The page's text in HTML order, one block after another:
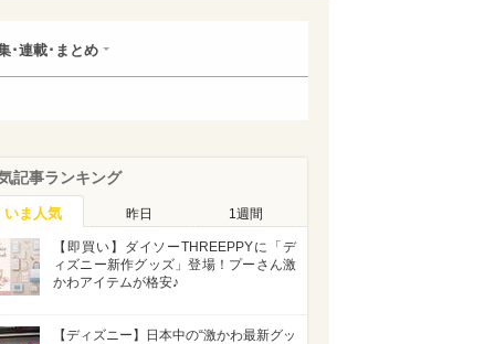
･連載･まとめ
記事ランキング
いま人気 昨日 1週間
【即買い】ダイソーTHREEPPYに「デ
ィズニー新作グッズ」登場！プーさん激
かわアイテムが格安♪
【ディズニー】日本中の“激かわ最新グッ